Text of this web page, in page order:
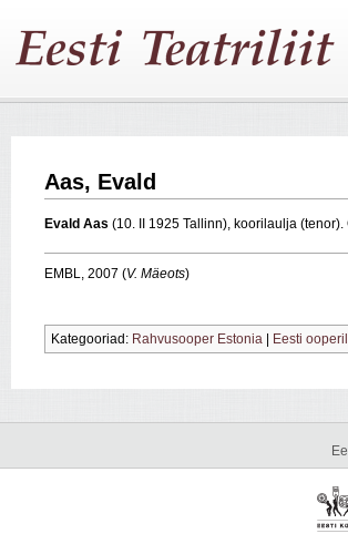
Aas, Evald
Evald Aas (10. II 1925 Tallinn), koorilaulja
EMBL, 2007 (V. Mäeots)
Kategooriad: Rahvusooper Estonia Eesti